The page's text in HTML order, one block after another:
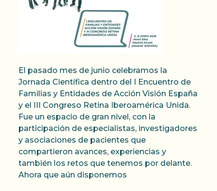
El pasado mes de junio celebramos la
Jornada Científica dentro del I Encuentro de
Familias y Entidades de Acción Visión España
y el III Congreso Retina Iberoamérica Unida.
Fue un espacio de gran nivel, con la
participación de especialistas, investigadores
y asociaciones de pacientes que
compartieron avances, experiencias y
también los retos que tenemos por delante.
Ahora que aún disponemos